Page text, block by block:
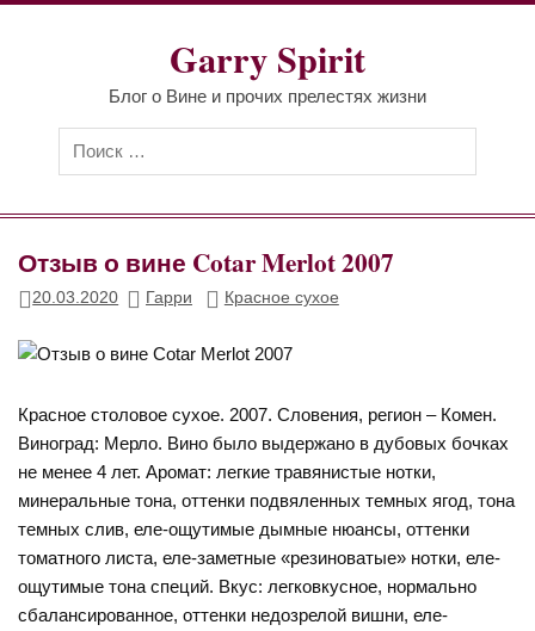
Перейти
Garry Spirit
Блог о Вине и прочих прелестях жизни
Отзыв о вине Cotar Merlot 2007
20.03.2020 Гарри Красное сухое
Красное столовое сухое. 2007. Словения, регион – Комен.
Виноград: Мерло. Вино было выдержано в дубовых бочках
не менее 4 лет. Аромат: легкие травянистые нотки,
минеральные тона, оттенки подвяленных темных ягод, тона
темных слив, еле-ощутимые дымные нюансы, оттенки
томатного листа, еле-заметные «резиноватые» нотки, еле-
ощутимые тона специй. Вкус: легковкусное, нормально
сбалансированное, оттенки недозрелой вишни, еле-